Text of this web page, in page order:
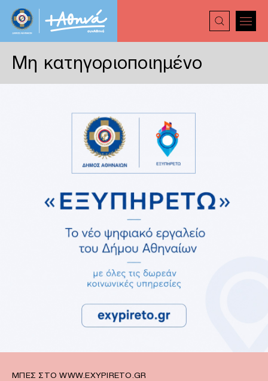
Μη κατηγοριοποιημένο
ΜΠΕΣ ΣΤΟ WWW.EXYPIRETO.GR